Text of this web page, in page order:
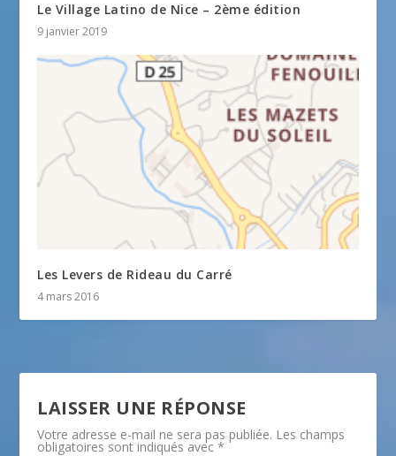
Le Village Latino de Nice – 2ème édition
9 janvier 2019
Les Levers de Rideau du Carré
4 mars 2016
LAISSER UNE RÉPONSE
Votre adresse e-mail ne sera pas publiée. Les champs
obligatoires sont indiqués avec*